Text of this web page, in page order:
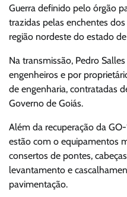
Guerra definido pelo órgão
trazidas pelas enchentes
região nordeste do estado
Na transmissão, Pedro
engenheiros e por
de engenharia, contratadas
Governo de Goiás.
Além da recuperação da
estão com o equipamentos
consertos de pontes,
levantamento e
pavimentação.